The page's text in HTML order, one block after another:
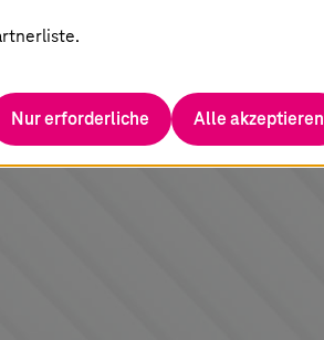
Nur erforderliche Alle akzeptieren